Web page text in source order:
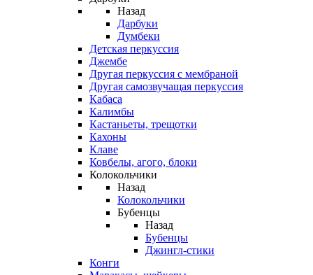
Назад
Дарбуки
Думбеки
Детская перкуссия
Джембе
Другая перкуссия с мембраной
Другая самозвучащая перкуссия
Кабаса
Калимбы
Кастаньеты, трещотки
Кахоны
Клаве
Ковбелы, агого, блоки
Колокольчики
Назад
Колокольчики
Бубенцы
Назад
Бубенцы
Джингл-стики
Конги